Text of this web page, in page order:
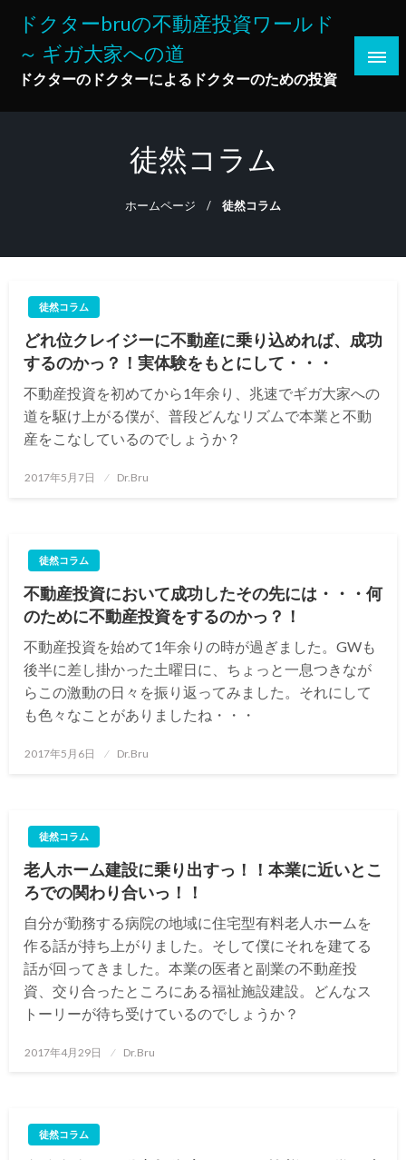
ドクターbruの不動産投資ワールド
～ ギガ大家への道
ドクターのドクターによるドクターのための投資
徒然コラム
ホームページ 徒然コラム
徒然コラム
どれ位クレイジーに不動産に乗り込めれば、成功
するのかっ？！実体験をもとにして・・・
不動産投資を初めてから1年余り、兆速でギガ大家への
道を駆け上がる僕が、普段どんなリズムで本業と不動
産をこなしているのでしょうか？
投
2017年5月7日 Dr.Bru
徒然コラム
不動産投資において成功したその先には・・・何
のために不動産投資をするのかっ？！
不動産投資を始めて1年余りの時が過ぎました。GWも
後半に差し掛かった土曜日に、ちょっと一息つきなが
らこの激動の日々を振り返ってみました。それにして
も色々なことがありましたね・・・
投
2017年5月6日 Dr.Bru
徒然コラム
老人ホーム建設に乗り出すっ！！本業に近いとこ
ろでの関わり合いっ！！
自分が勤務する病院の地域に住宅型有料老人ホームを
作る話が持ち上がりました。そして僕にそれを建てる
話が回ってきました。本業の医者と副業の不動産投
資、交り合ったところにある福祉施設建設。どんなス
トーリーが待ち受けているのでしょうか？
投
2017年4月29日 Dr.Bru
徒然コラム